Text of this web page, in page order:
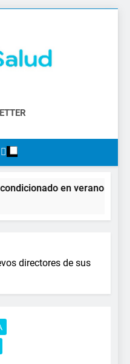
Salud. Congresos Y
Atención Primaria,
Farmacia, Etc…
en verano:
directores de sus